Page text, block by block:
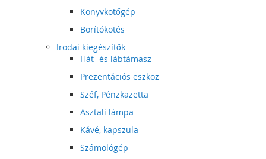
Könyvkötőgép
Borítókötés
Irodai kiegészítők
Hát- és lábtámasz
Prezentációs eszköz
Széf, Pénzkazetta
Asztali lámpa
Kávé, kapszula
Számológép